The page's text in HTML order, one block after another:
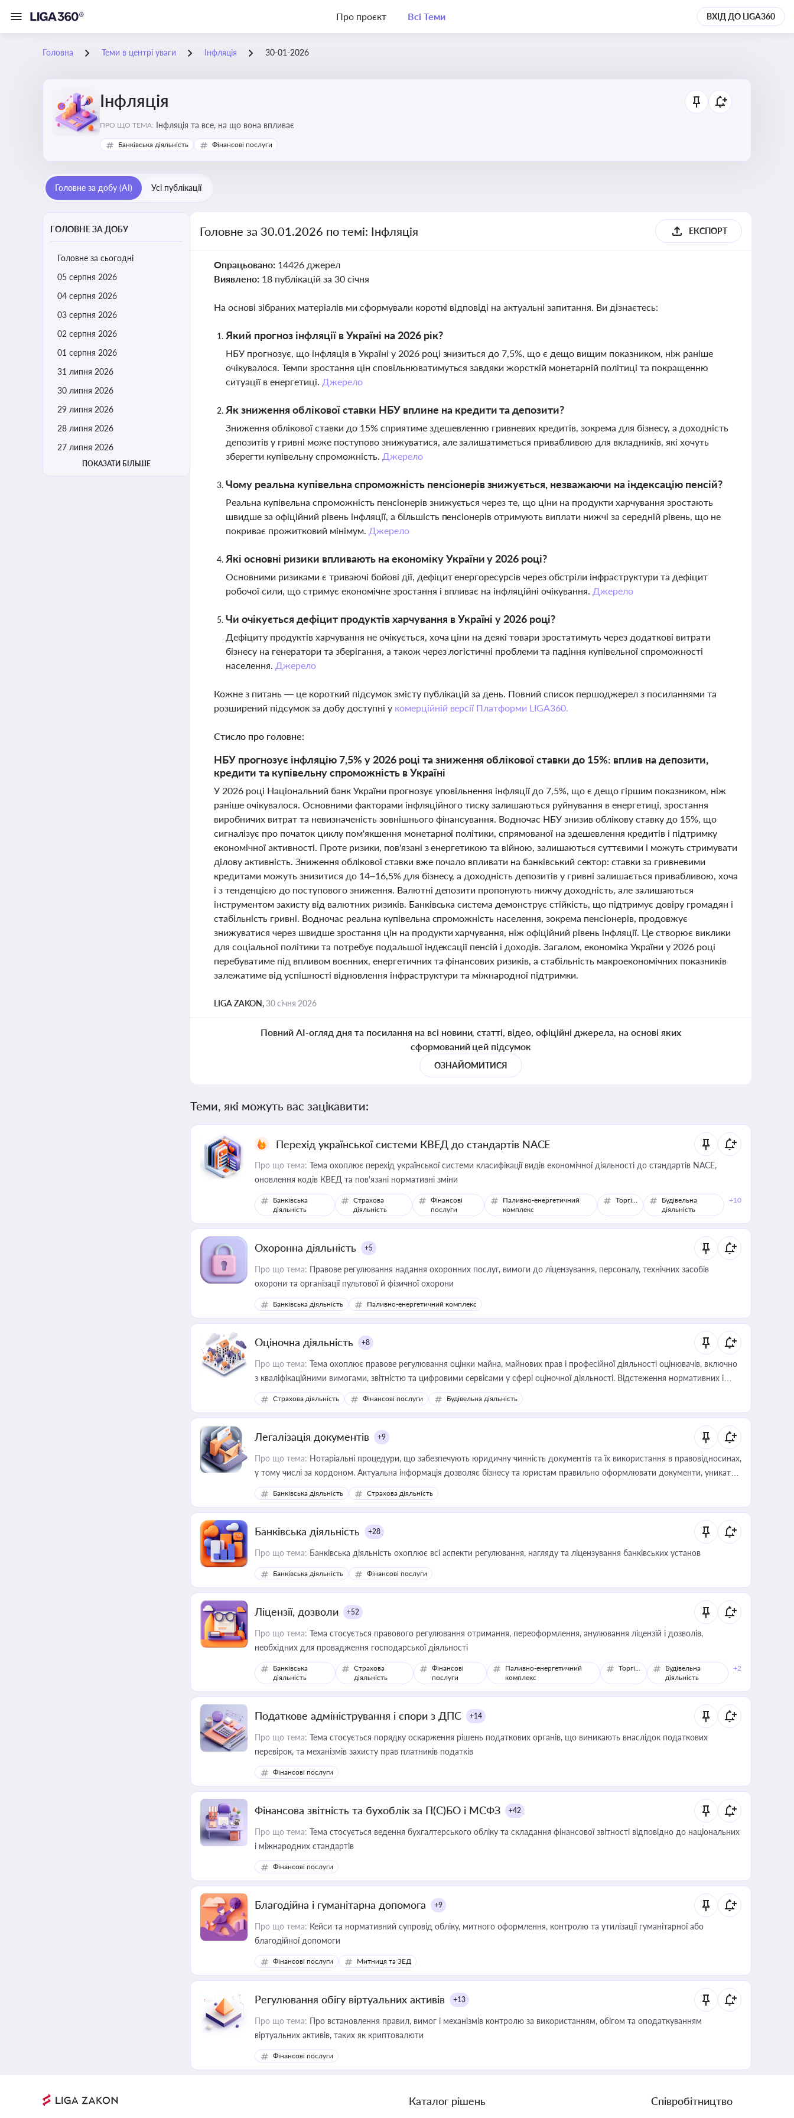
Про проєкт Всі Теми ВХІД ДО LIGA360
Головна Теми в центрі уваги Інфляція 30-01-2026
Інфляція
ПРО ЩО ТЕМА: Інфляція та все, на що вона впливає
Банківська діяльність Фінансові послуги
Головне за добу (AI) Усі публікації
ГОЛОВНЕ ЗА ДОБУ
Головне за сьогодні
05 серпня 2026
04 серпня 2026
03 серпня 2026
02 серпня 2026
01 серпня 2026
31 липня 2026
30 липня 2026
29 липня 2026
28 липня 2026
27 липня 2026
ПОКАЗАТИ БІЛЬШЕ
Головне за 30.01.2026 по темі: Інфляція ЕКСПОРТ
Опрацьовано: 14426 джерел
Виявлено: 18 публікацій за 30 січня
На основі зібраних матеріалів ми сформували короткі відповіді на актуальні запитання. Ви дізнаєтесь:
Який прогноз інфляції в Україні на 2026 рік?
НБУ прогнозує, що інфляція в Україні у 2026 році знизиться до 7,5%, що є дещо вищим показником, ніж раніше
очікувалося. Темпи зростання цін сповільнюватимуться завдяки жорсткій монетарній політиці та покращенню
ситуації в енергетиці. Джерело
Як зниження облікової ставки НБУ вплине на кредити та депозити?
Зниження облікової ставки до 15% сприятиме здешевленню гривневих кредитів, зокрема для бізнесу, а доходність
депозитів у гривні може поступово знижуватися, але залишатиметься привабливою для вкладників, які хочуть
зберегти купівельну спроможність. Джерело
Чому реальна купівельна спроможність пенсіонерів знижується, незважаючи на індексацію пенсій?
Реальна купівельна спроможність пенсіонерів знижується через те, що ціни на продукти харчування зростають
швидше за офіційний рівень інфляції, а більшість пенсіонерів отримують виплати нижчі за середній рівень, що не
покриває прожитковий мінімум. Джерело
Які основні ризики впливають на економіку України у 2026 році?
Основними ризиками є триваючі бойові дії, дефіцит енергоресурсів через обстріли інфраструктури та дефіцит
робочої сили, що стримує економічне зростання і впливає на інфляційні очікування. Джерело
Чи очікується дефіцит продуктів харчування в Україні у 2026 році?
Дефіциту продуктів харчування не очікується, хоча ціни на деякі товари зростатимуть через додаткові витрати
бізнесу на генератори та зберігання, а також через логістичні проблеми та падіння купівельної спроможності
населення. Джерело
Кожне з питань — це короткий підсумок змісту публікацій за день. Повний список першоджерел з посиланнями та
розширений підсумок за добу доступні у комерційній версії Платформи LIGA360.
Стисло про головне:
НБУ прогнозує інфляцію 7,5% у 2026 році та зниження облікової ставки до 15%: вплив на депозити,
кредити та купівельну спроможність в Україні
У 2026 році Національний банк України прогнозує уповільнення інфляції до 7,5%, що є дещо гіршим показником, ніж
раніше очікувалося. Основними факторами інфляційного тиску залишаються руйнування в енергетиці, зростання
виробничих витрат та невизначеність зовнішнього фінансування. Водночас НБУ знизив облікову ставку до 15%, що
сигналізує про початок циклу пом'якшення монетарної політики, спрямованої на здешевлення кредитів і підтримку
економічної активності. Проте ризики, пов'язані з енергетикою та війною, залишаються суттєвими і можуть стримувати
ділову активність. Зниження облікової ставки вже почало впливати на банківський сектор: ставки за гривневими
кредитами можуть знизитися до 14–16,5% для бізнесу, а доходність депозитів у гривні залишається привабливою, хоча
і з тенденцією до поступового зниження. Валютні депозити пропонують нижчу доходність, але залишаються
інструментом захисту від валютних ризиків. Банківська система демонструє стійкість, що підтримує довіру громадян і
стабільність гривні. Водночас реальна купівельна спроможність населення, зокрема пенсіонерів, продовжує
знижуватися через швидше зростання цін на продукти харчування, ніж офіційний рівень інфляції. Це створює виклики
для соціальної політики та потребує подальшої індексації пенсій і доходів. Загалом, економіка України у 2026 році
перебуватиме під впливом воєнних, енергетичних та фінансових ризиків, а стабільність макроекономічних показників
залежатиме від успішності відновлення інфраструктури та міжнародної підтримки.
LIGA ZAKON,30 січня 2026
Повний AI-огляд дня та посилання на всі новини, статті, відео, офіційні джерела, на основі яких
сформований цей підсумок
ОЗНАЙОМИТИСЯ
Теми, які можуть вас зацікавити:
Перехід української системи КВЕД до стандартів NACE
Про що тема: Тема охоплює перехід української системи класифікації видів економічної діяльності до стандартів NACE,
оновлення кодів КВЕД та пов'язані нормативні зміни
Банківська
діяльність
Страхова
діяльність
Фінансові
послуги
Паливно-енергетичний
комплекс
Торгівля
Будівельна
діяльність
+10
Охоронна діяльність +5
Про що тема: Правове регулювання надання охоронних послуг, вимоги до ліцензування, персоналу, технічних засобів
охорони та організації пультової й фізичної охорони
Банківська діяльність Паливно-енергетичний комплекс
Оціночна діяльність +8
Про що тема: Тема охоплює правове регулювання оцінки майна, майнових прав і професійної діяльності оцінювачів, включно
з кваліфікаційними вимогами, звітністю та цифровими сервісами у сфері оціночної діяльності. Відстеження нормативних і
медійних змін у цій сфері корисне для власника бізнесу, керівника, юриста або бухгалтера під час оподаткування,
приватизації, оренди державного майна, корпоративних угод і перевірки статусу суб'єктів оціночної діяльності
Страхова діяльність Фінансові послуги Будівельна діяльність
Легалізація документів +9
Про що тема: Нотаріальні процедури, що забезпечують юридичну чинність документів та їх використання в правовідносинах,
у тому числі за кордоном. Актуальна інформація дозволяє бізнесу та юристам правильно оформлювати документи, уникати
ризиків недійсності та забезпечувати їх належне прийняття органами влади та контрагентами
Банківська діяльність Страхова діяльність
Банківська діяльність +28
Про що тема: Банківська діяльність охоплює всі аспекти регулювання, нагляду та ліцензування банківських установ
Банківська діяльність Фінансові послуги
Ліцензії, дозволи +52
Про що тема: Тема стосується правового регулювання отримання, переоформлення, анулювання ліцензій і дозволів,
необхідних для провадження господарської діяльності
Банківська
діяльність
Страхова
діяльність
Фінансові
послуги
Паливно-енергетичний
комплекс
Торгівля
Будівельна
діяльність
+2
Податкове адміністрування і спори з ДПС +14
Про що тема: Тема стосується порядку оскарження рішень податкових органів, що виникають внаслідок податкових
перевірок, та механізмів захисту прав платників податків
Фінансові послуги
Фінансова звітність та бухоблік за П(С)БО і МСФЗ +42
Про що тема: Тема стосується ведення бухгалтерського обліку та складання фінансової звітності відповідно до національних
і міжнародних стандартів
Фінансові послуги
Благодійна і гуманітарна допомога +9
Про що тема: Кейси та нормативний супровід обліку, митного оформлення, контролю та утилізації гуманітарної або
благодійної допомоги
Фінансові послуги Митниця та ЗЕД
Регулювання обігу віртуальних активів +13
Про що тема: Про встановлення правил, вимог і механізмів контролю за використанням, обігом та оподаткуванням
віртуальних активів, таких як криптовалюти
Фінансові послуги
Каталог рішень Співробітництво